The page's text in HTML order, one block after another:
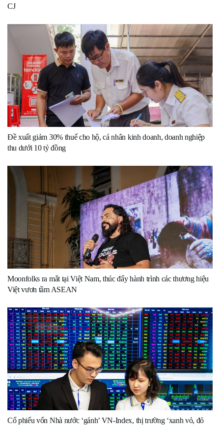
CJ
Đề xuất giảm 30% thuế cho hộ, cá nhân kinh doanh, doanh nghiệp
thu dưới 10 tỷ đồng
Moonfolks ra mắt tại Việt Nam, thúc đẩy hành trình các thương hiệu
Việt vươn tầm ASEAN
Cổ phiếu vốn Nhà nước ‘gánh’ VN-Index, thị trường ‘xanh vỏ, đỏ